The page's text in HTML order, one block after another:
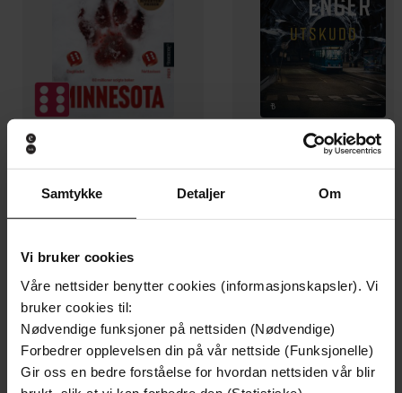
Samtykke Detaljer Om
Vi bruker cookies
Våre nettsider benytter cookies (informasjonskapsler). Vi
bruker cookies til:
Nødvendige funksjoner på nettsiden (Nødvendige)
Forbedrer opplevelsen din på vår nettside (Funksjonelle)
Gir oss en bedre forståelse for hvordan nettsiden vår blir
199,-
Minnesota
Jo Nesbø
349,-
Utskudd
Jørn Lier Horst
Forfattere Jeswanthiny Mayooran (forfatter),Silje
Breivik(innleser)